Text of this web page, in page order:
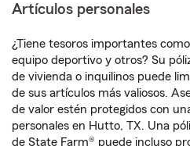
Artículos personales
¿Tiene tesoros importantes
equipo deportivo y otros? Su
de vivienda o inquilinos puede
de sus artículos más valiosos.
de valor estén protegidos con
personales en Hutto, TX. Una
de State Farm® puede incluso